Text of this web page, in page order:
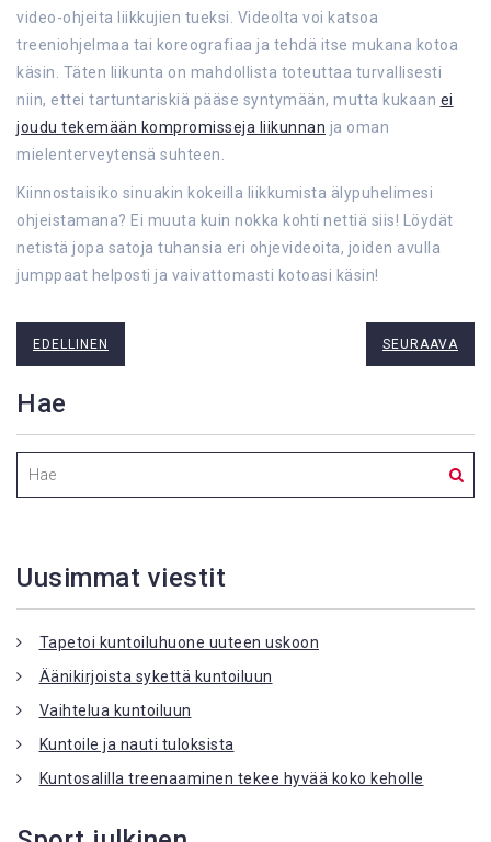
video-ohjeita liikkujien tueksi. Videolta voi katsoa
treeniohjelmaa tai koreografiaa ja tehdä itse mukana kotoa
käsin. Täten liikunta on mahdollista toteuttaa turvallisesti
niin, ettei tartuntariskiä pääse syntymään, mutta kukaan ei
joudu tekemään kompromisseja liikunnan ja oman
mielenterveytensä suhteen.
Kiinnostaisiko sinuakin kokeilla liikkumista älypuhelimesi
ohjeistamana? Ei muuta kuin nokka kohti nettiä siis! Löydät
netistä jopa satoja tuhansia eri ohjevideoita, joiden avulla
jumppaat helposti ja vaivattomasti kotoasi käsin!
EDELLINEN SEURAAVA
Hae
Uusimmat viestit
Tapetoi kuntoiluhuone uuteen uskoon
Äänikirjoista sykettä kuntoiluun
Vaihtelua kuntoiluun
Kuntoile ja nauti tuloksista
Kuntosalilla treenaaminen tekee hyvää koko keholle